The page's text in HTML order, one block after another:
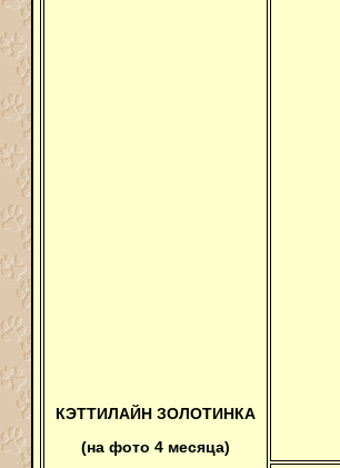
КЭТТИЛАЙН ЗОЛОТИНКА
(на фото 4 месяца)